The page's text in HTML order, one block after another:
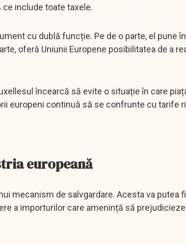
ce include toate taxele.
cu dublă funcție. Pe de o parte, el pune
oferă Uniunii Europene posibilitatea de a
încearcă să evite o situație în care
europeni continuă să se confrunte cu tarife
europeană
mecanism de salvgardare. Acesta va putea
a importurilor care amenință să